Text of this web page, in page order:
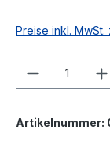
Preise inkl.
Produkt
Artikelnummer: